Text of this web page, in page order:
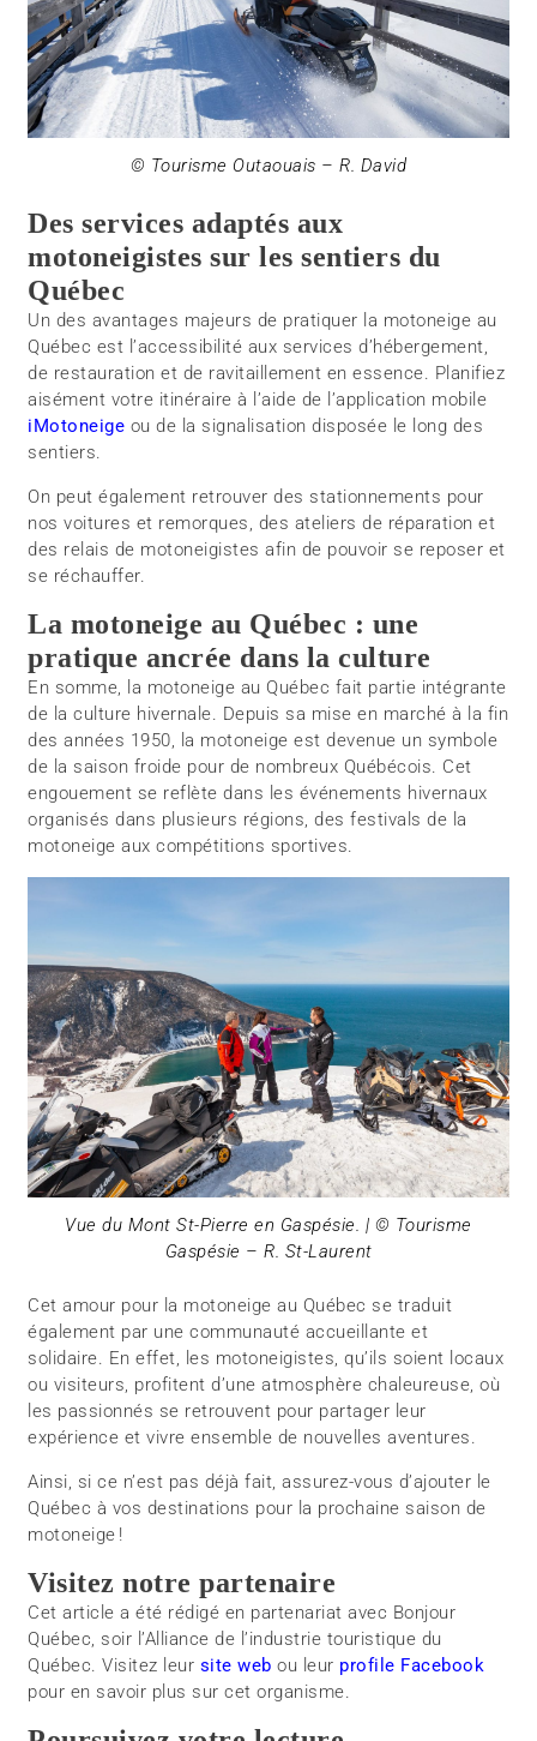
© Tourisme Outaouais – R. David
Des services adaptés aux
motoneigistes sur les sentiers du
Québec
Un des avantages majeurs de pratiquer la motoneige au
Québec est l’accessibilité aux services d’hébergement,
de restauration et de ravitaillement en essence. Planifiez
aisément votre itinéraire à l’aide de l’application mobile
iMotoneige ou de la signalisation disposée le long des
sentiers.
On peut également retrouver des stationnements pour
nos voitures et remorques, des ateliers de réparation et
des relais de motoneigistes afin de pouvoir se reposer et
se réchauffer.
La motoneige au Québec : une
pratique ancrée dans la culture
En somme, la motoneige au Québec fait partie intégrante
de la culture hivernale. Depuis sa mise en marché à la fin
des années 1950, la motoneige est devenue un symbole
de la saison froide pour de nombreux Québécois. Cet
engouement se reflète dans les événements hivernaux
organisés dans plusieurs régions, des festivals de la
motoneige aux compétitions sportives.
Vue du Mont St-Pierre en Gaspésie. | © Tourisme
Gaspésie – R. St-Laurent
Cet amour pour la motoneige au Québec se traduit
également par une communauté accueillante et
solidaire. En effet, les motoneigistes, qu’ils soient locaux
ou visiteurs, profitent d’une atmosphère chaleureuse, où
les passionnés se retrouvent pour partager leur
expérience et vivre ensemble de nouvelles aventures.
Ainsi, si ce n’est pas déjà fait, assurez-vous d’ajouter le
Québec à vos destinations pour la prochaine saison de
motoneige !
Visitez notre partenaire
Cet article a été rédigé en partenariat avec Bonjour
Québec, soir l’Alliance de l’industrie touristique du
Québec. Visitez leur site web ou leur profile Facebook
pour en savoir plus sur cet organisme.